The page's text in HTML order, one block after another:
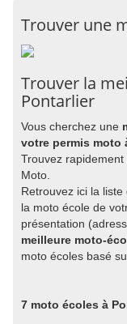
Trouver une
Trouver la
Pontarlier
Vous cherchez une
votre permis moto
Trouvez
Moto.
Retrouvez ici la
la moto école de
présentation
meilleure moto-
moto écoles basé
7 moto écoles à